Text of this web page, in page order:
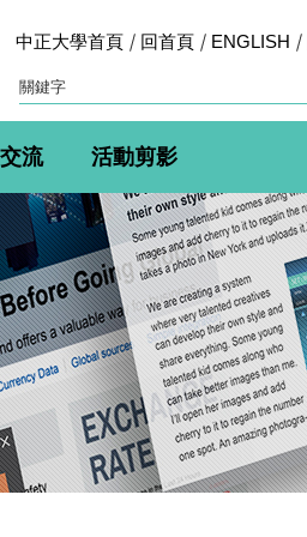
中正大學首頁 回首頁 ENGLISH
流 活動剪影